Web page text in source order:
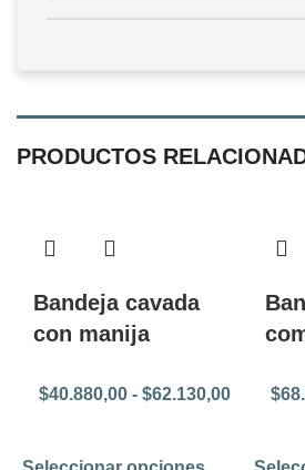
PRODUCTOS
Bandeja cavada
con manija
$40.880,00 - $62.130,00 $